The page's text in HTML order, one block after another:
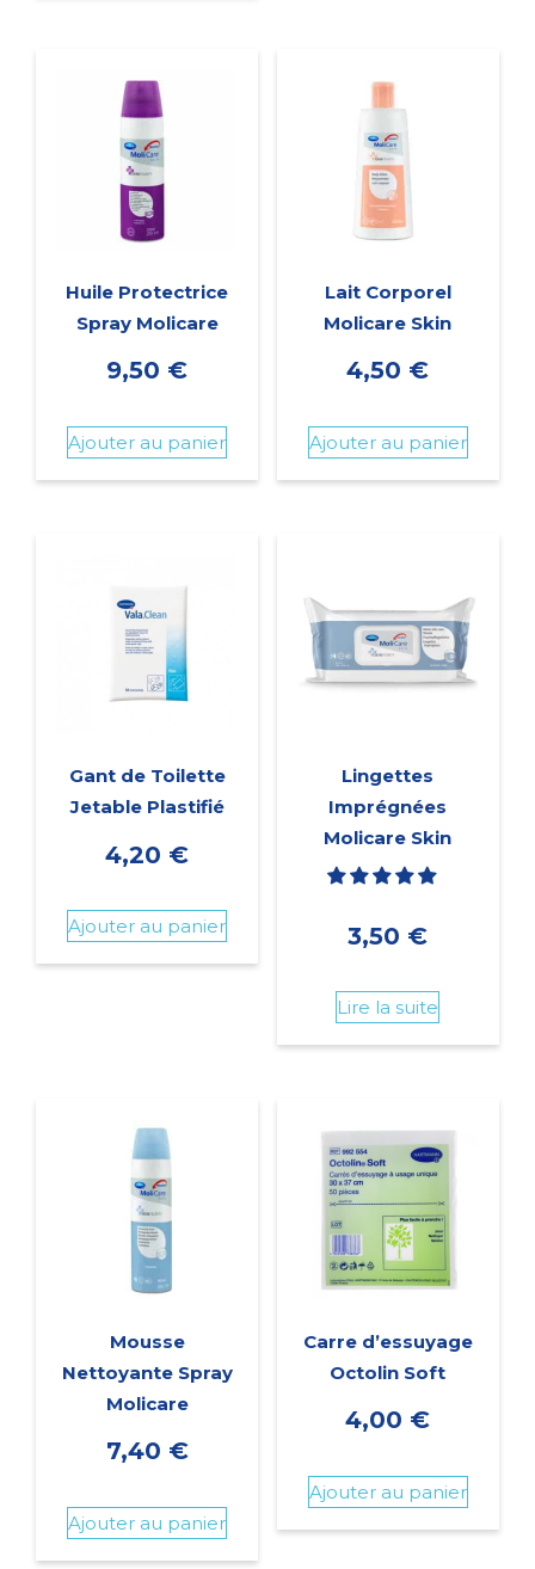
Huile Protectrice
Spray Molicare
9,50 €
Ajouter au panier
Lait Corporel
Molicare Skin
4,50 €
Ajouter au panier
Gant de Toilette
Jetable Plastifié
4,20 €
Ajouter au panier
Lingettes
Imprégnées
Molicare Skin
3,50 €
Lire la suite
Mousse
Nettoyante Spray
Molicare
7,40 €
Ajouter au panier
Carre d’essuyage
Octolin Soft
4,00 €
Ajouter au panier